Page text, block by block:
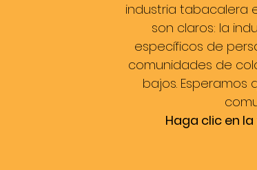
industria tabacalera
son claros: la
específicos de
comunidades de
bajos.
Haga clic en